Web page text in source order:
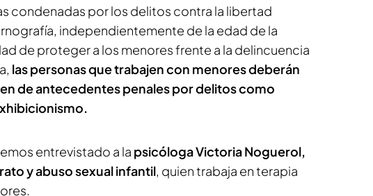
condenadas por los delitos contra la libertad
independientemente de la edad de la
de proteger a los menores frente a la delincuencia
las personas que trabajen con menores deberán
de antecedentes penales por delitos como
entrevistado a la psicóloga Victoria Noguerol,
y abuso sexual infantil, quien trabaja en terapia